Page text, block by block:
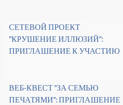
СЕТЕВОЙ ПРОЕКТ
"КРУШЕНИЕ ИЛЛЮЗИЙ":
ПРИГЛАШЕНИЕ К УЧАСТИЮ
ВЕБ-КВЕСТ "ЗА СЕМЬЮ
ПЕЧАТЯМИ": ПРИГЛАШЕНИЕ